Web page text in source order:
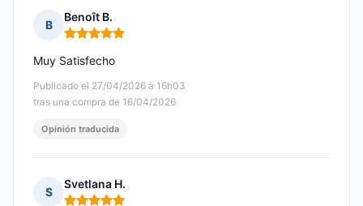
B
Benoît B.
Nota: 5 de 5
Publicado el 27/04/2026 à 16h03
tras una compra de 16/04/2026
Muy Satisfecho
Opinión traducida
S
Svetlana H.